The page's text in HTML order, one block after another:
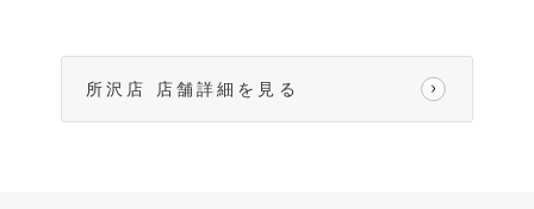
所沢店 店舗詳細を見る